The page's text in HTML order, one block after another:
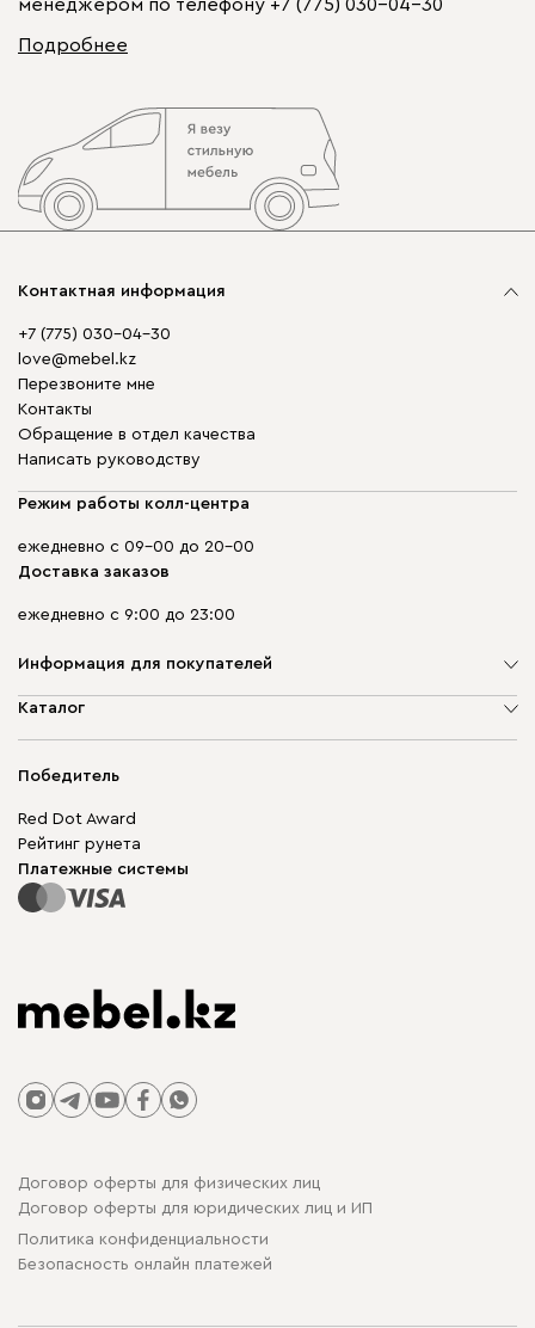
менеджером по телефону +7 (775) 030-04-30
Подробнее
Контактная информация
+7 (775) 030-04-30
love@mebel.kz
Перезвоните мне
Контакты
Обращение в отдел качества
Написать руководству
Режим работы колл-центра
ежедневно с 09-00 до 20-00
Доставка заказов
ежедневно с 9:00 до 23:00
Информация для покупателей
О компании
Гарантия
Для бизнеса
Карта сайта
Каталог
Корпусная мебель
Модульная мебель
Столы и стулья
Победитель
Red Dot Award
Рейтинг рунета
Платежные системы
Договор оферты для физических лиц
Договор оферты для юридических лиц и ИП
Политика конфиденциальности
Безопасность онлайн платежей